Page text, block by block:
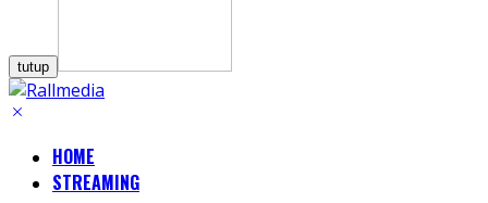
tutup
HOME
STREAMING